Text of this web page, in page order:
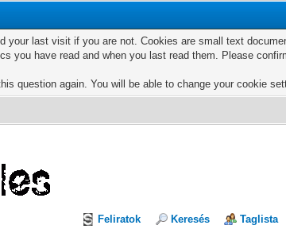
last visit if you are not. Cookies are small text
have read and when you last read them. Please
question again. You will be able to change your cookie
Feliratok Keresés Taglista